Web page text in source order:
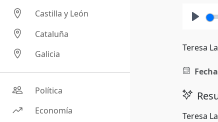
Castilla y León
Cataluña
Galicia
Política
Economía
Teresa
Teresa